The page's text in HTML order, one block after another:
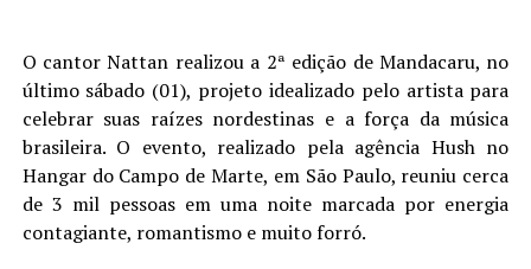
O cantor Nattan realizou a 2ª edição de Mandacaru, no
último sábado (01), projeto idealizado pelo artista para
celebrar suas raízes nordestinas e a força da música
brasileira. O evento, realizado pela agência Hushno
Hangar do Campo de Marte, em São Paulo, reuniu cerca
de 3 mil pessoas em uma noite marcada por energia
contagiante, romantismo e muito forró.